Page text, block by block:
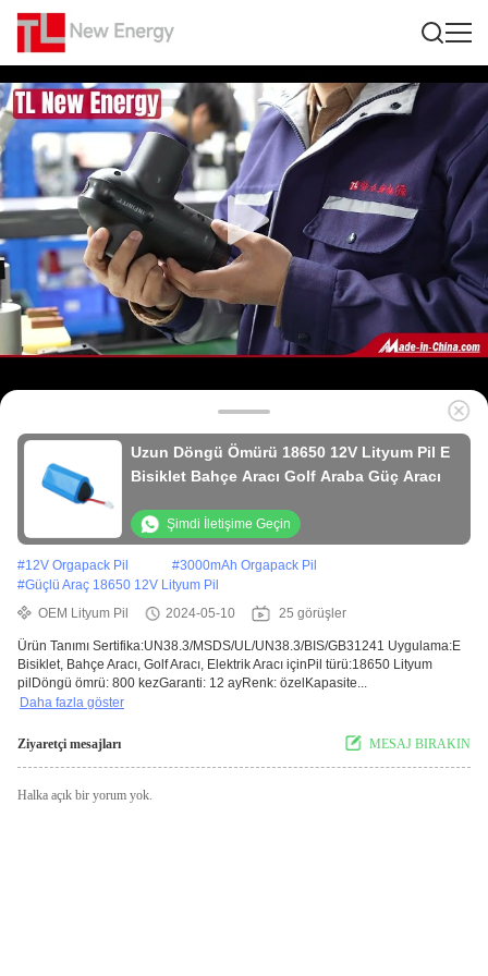
Uzun Döngü Ömürü 18650 12V Lityum Pil E
Bisiklet Bahçe Aracı Golf Araba Güç Aracı
Şimdi İletişime Geçin
#12V Orgapack Pil #3000mAh Orgapack Pil
#Güçlü Araç 18650 12V Lityum Pil
OEM Lityum Pil
2024-05-10 25 görüşler
Ürün Tanımı Sertifika:UN38.3/MSDS/UL/UN38.3/BIS/GB31241 Uygulama:E
Bisiklet, Bahçe Aracı, Golf Aracı, Elektrik Aracı içinPil türü:18650 Lityum
pilDöngü ömrü: 800 kezGaranti: 12 ayRenk: özelKapasite...
Daha fazla göster
Ziyaretçi mesajları MESAJ BIRAKIN
Halka açık bir yorum yok.